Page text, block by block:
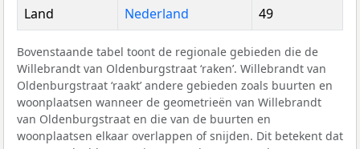
Land Nederland 49
Bovenstaande tabel toont de regionale gebieden die de
Willebrandt van Oldenburgstraat ‘raken’. Willebrandt van
Oldenburgstraat ‘raakt’ andere gebieden zoals buurten en
woonplaatsen wanneer de geometrieën van Willebrandt
van Oldenburgstraat en die van de buurten en
woonplaatsen elkaar overlappen of snijden. Dit betekent dat